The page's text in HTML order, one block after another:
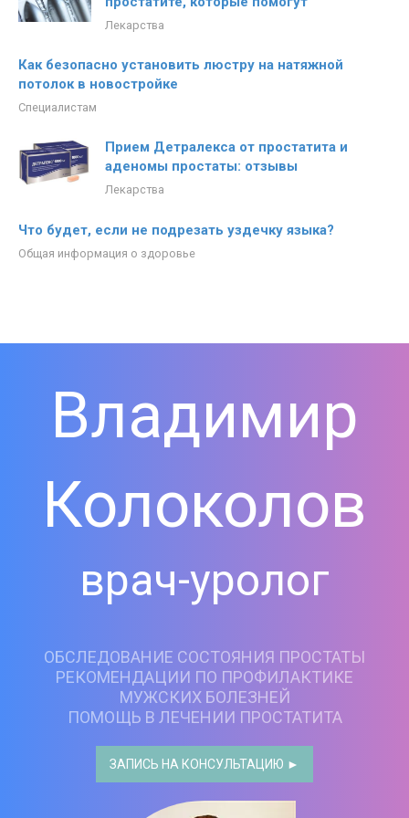
Лекарства
Как безопасно установить люстру на натяжной
потолок в новостройке
Специалистам
Прием Детралекса от простатита и
аденомы простаты: отзывы
Лекарства
Что будет, если не подрезать уздечку языка?
Общая информация о здоровье
Владимир
Колоколов
врач-уролог
ОБСЛЕДОВАНИЕ СОСТОЯНИЯ ПРОСТАТЫ
РЕКОМЕНДАЦИИ ПО ПРОФИЛАКТИКЕ
МУЖСКИХ БОЛЕЗНЕЙ
ПОМОЩЬ В ЛЕЧЕНИИ ПРОСТАТИТА
ЗАПИСЬ НА КОНСУЛЬТАЦИЮ ►